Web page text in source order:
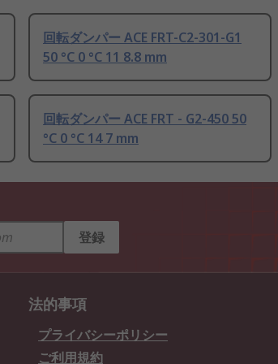
回転ダンパー ACE FRT-C2-301-G1
50 °C 0 °C 11 8.8 mm
回転ダンパー ACE FRT - G2-450 50
°C 0 °C 14 7 mm
登録
法的事項
プライバシーポリシー
ご利用規約